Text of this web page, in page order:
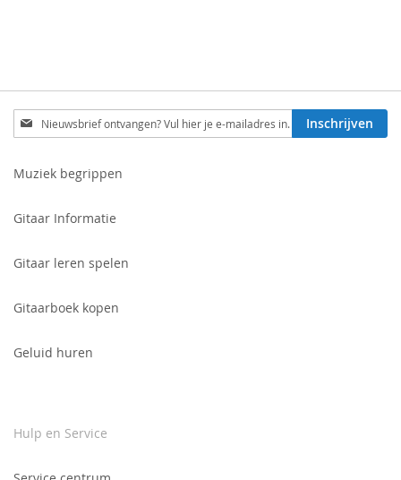
Schrijf
je
voor
Inschrijven
Muziek begrippen
Gitaar Informatie
Gitaar leren spelen
Gitaarboek kopen
Geluid huren
Hulp en Service